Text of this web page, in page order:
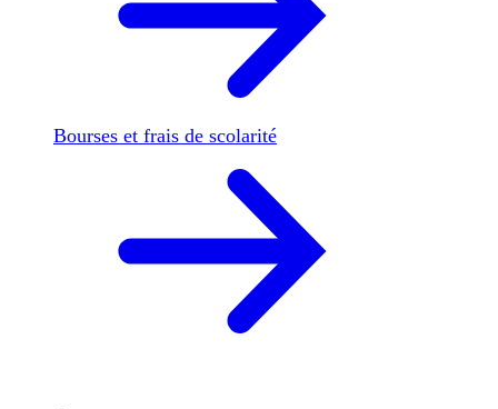
Bourses et frais de scolarité